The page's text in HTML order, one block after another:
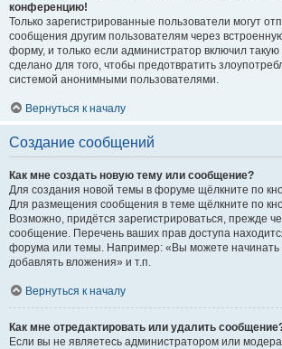
конференцию!
Только зарегистрированные пользователи могут
сообщения другим пользователям через
форму, и только если администратор включил
сделано для того, чтобы предотвратить
системой анонимными пользователями.
Вернуться к началу
Создание сообщений
Как мне создать новую тему или сообщение?
Для создания новой темы в форуме щёлкните по
Для размещения сообщения в теме щёлкните по
Возможно, придётся зарегистрироваться, прежде
сообщение. Перечень ваших прав доступа
форума или темы. Например: «Вы можете
добавлять вложения» и т.п.
Вернуться к началу
Как мне отредактировать или удалить
Если вы не являетесь администратором или